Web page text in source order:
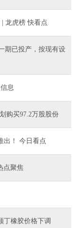
龙虎榜 快看点
期已投产，按现有设
息
购买97.2万股股份
出！ 今日看点
点聚焦
丁橡胶价格下调